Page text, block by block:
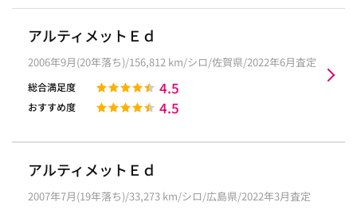
アルティメットＥｄ
2006年9月(20年落ち)/156,812 km/シロ/佐賀県/2022年6月査定
総合満足度 4.5
おすすめ度 4.5
アルティメットＥｄ
2007年7月(19年落ち)/33,273 km/シロ/広島県/2022年3月査定